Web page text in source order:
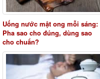
Uống nước mật ong mỗi sáng:
Pha sao cho đúng, dùng sao
cho chuẩn?